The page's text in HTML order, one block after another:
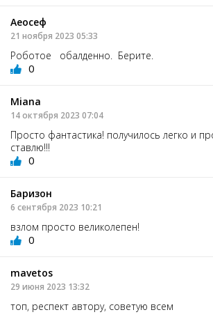
Аеосеф
21 ноября 2023 05:33
Роботое обалденно. Берите.
0
Miana
14 октября 2023 07:04
Просто фантастика! получилось легко и
ставлю!!!
0
Баризон
6 сентября 2023 10:21
взлом просто великолепен!
0
mavetos
29 июня 2023 13:32
топ, респект автору, советую всем